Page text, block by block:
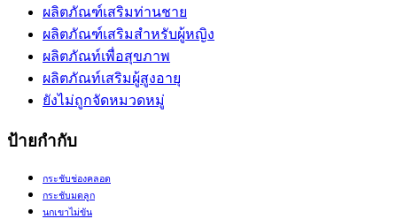
ผลิตภัณฑ์เสริมท่านชาย
ผลิตภัณฑ์เสริมสำหรับผู้หญิง
ผลิตภัณท์เพื่อสุขภาพ
ผลิตภัณท์เสริมผู้สูงอายุ
ยังไม่ถูกจัดหมวดหมู่
ป้ายกำกับ
กระชับช่องคลอด
กระชับมดลูก
นกเขาไม่ขัน